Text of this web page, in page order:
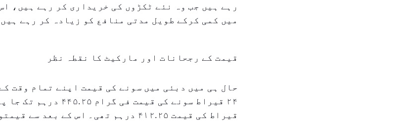
رہے ہیں جب وہ نئے ٹکڑوں کی خریداری کر رہے ہیں،
میں کمی کرکے طویل مدتی منافع کو زیادہ کر رہے ہیں۔
قیمت کے رجحانات اور مارکیٹ کا نقطہ نظر
حال ہی میں دبئی میں سونے کی قیمت اپنے تمام وقت
قیراط کی قیمت ۴۱۲.۲۵ درہم تھی۔ اس کے